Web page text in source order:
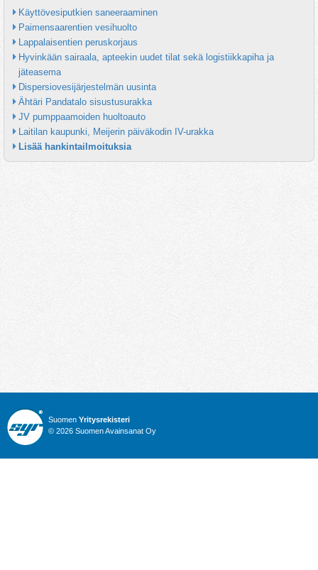
Käyttövesiputkien saneeraaminen
Paimensaarentien vesihuolto
Lappalaisentien peruskorjaus
Hyvinkään sairaala, apteekin uudet tilat sekä logistiikkapiha ja
jäteasema
Dispersiovesijärjestelmän uusinta
Ähtäri Pandatalo sisustusurakka
JV pumppaamoiden huoltoauto
Laitilan kaupunki, Meijerin päiväkodin IV-urakka
Lisää hankintailmoituksia
Suomen Yritysrekisteri
© 2026 Suomen Avainsanat Oy